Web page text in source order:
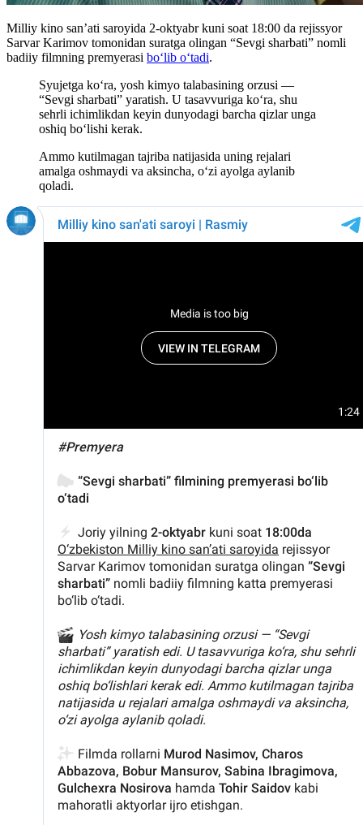
Milliy kino san’ati saroyida 2-oktyabr kuni soat 18:00 da rejissyor
Sarvar Karimov tomonidan suratga olingan “Sevgi sharbati” nomli
badiiy filmning premyerasi bo‘lib o‘tadi.
Syujetga koʻra, yosh kimyo talabasining orzusi —
“Sevgi sharbati” yaratish. U tasavvuriga ko‘ra, shu
sehrli ichimlikdan keyin dunyodagi barcha qizlar unga
oshiq bo‘lishi kerak.
Ammo kutilmagan tajriba natijasida uning rejalari
amalga oshmaydi va aksincha, o‘zi ayolga aylanib
qoladi.